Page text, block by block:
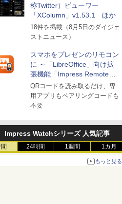
称Twitter）ビューワー
「XColumn」v1.53.1 ほか
18件を掲載（8月5日のダイジェ
ストニュース）
スマホをプレゼンのリモコン
に ～「LibreOffice」向け拡
張機能「Impress Remote」
が公開
QRコードを読み取るだけ、専
用アプリもペアリングコードも
不要
Impress Watchシリーズ 人気記事
24時間 1週間 1カ月
もっと見る